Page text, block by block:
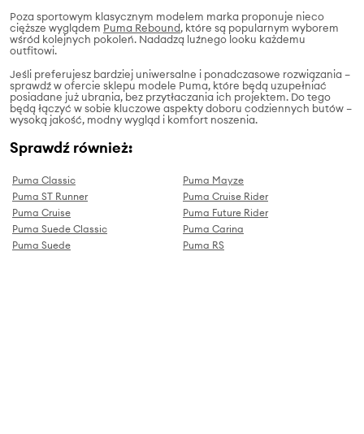
Poza sportowym klasycznym modelem marka proponuje nieco
cięższe wyglądem Puma Rebound, które są popularnym wyborem
wśród kolejnych pokoleń. Nadadzą luźnego looku każdemu
outfitowi.
Jeśli preferujesz bardziej uniwersalne i ponadczasowe rozwiązania –
sprawdź w ofercie sklepu modele Puma, które będą uzupełniać
posiadane już ubrania, bez przytłaczania ich projektem. Do tego
będą łączyć w sobie kluczowe aspekty doboru codziennych butów –
wysoką jakość, modny wygląd i komfort noszenia.
Sprawdź również:
Puma Classic
Puma Mayze
Puma ST Runner
Puma Cruise Rider
Puma Cruise
Puma Future Rider
Puma Suede Classic
Puma Carina
Puma Suede
Puma RS